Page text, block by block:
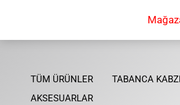
TÜM ÜRÜNLER TABANCA
AKSESUARLAR